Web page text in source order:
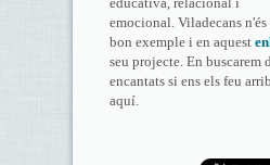
emocional. Viladecans n'és
bon exemple i en aquest
seu projecte. En buscarem
encantats si ens els feu
aquí.